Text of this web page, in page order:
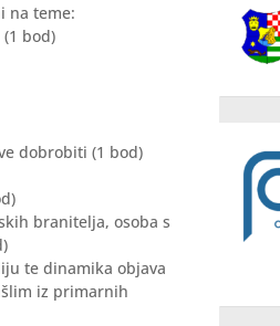
na teme:
bod)
dobrobiti (1 bod)
branitelja, osoba s
te dinamika objava
iz primarnih